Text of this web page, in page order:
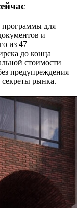
программы для
и
из 47
до конца
стоимости
предупреждения
рынка.